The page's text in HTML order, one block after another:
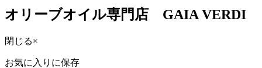
オリーブオイル専門店 GAIA VERDI
閉じる×
お気に入りに保存